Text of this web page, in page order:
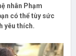
nhân Phạm
có thể tùy sức
yêu thích.